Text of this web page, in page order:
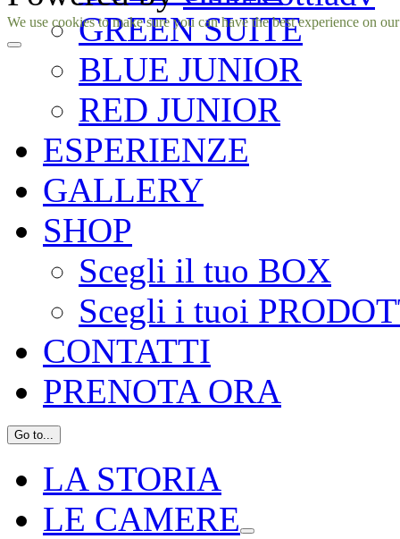
GREEN SUITE
BLUE JUNIOR
RED JUNIOR
ESPERIENZE
GALLERY
SHOP
Scegli il tuo BOX
Scegli i tuoi
CONTATTI
PRENOTA ORA
Go to...
LA STORIA
LE CAMERE
Facebook
Instagram
We use cookies to make sure you can have the best experience on